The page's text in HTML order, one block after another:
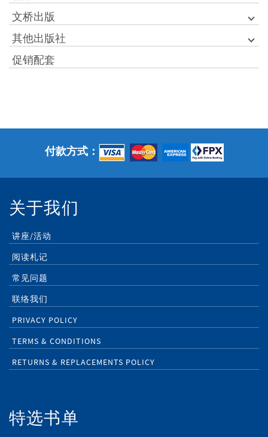
文桥出版
其他出版社
促销配套
付款方式：
关于我们
讲座/活动
阅读札记
常见问题
联络我们
PRIVACY POLICY
TERMS & CONDITIONS
RETURNS & REPLACEMENTS POLICY
特选书单